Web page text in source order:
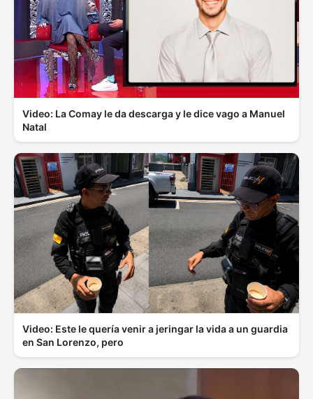
Video: La Comay le da descarga y le dice vago a Manuel
Natal
Video: Este le quería venir a jeringar la vida a un guardia
en San Lorenzo, pero